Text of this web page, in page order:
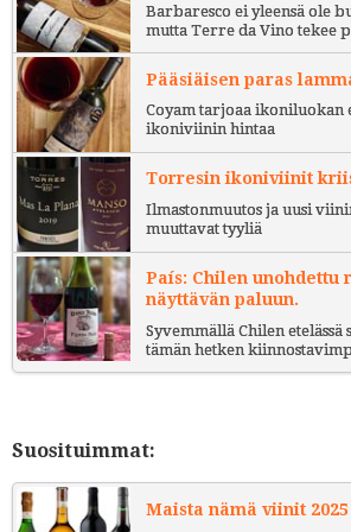
Barbaresco ei yleensä ole
mutta Terre da Vino tekee
Pääsiäisen paras
Coyam tarjoaa ikoniluokan
ikoniviinin hintaa
Torresin ikoniviinit
Ilmastonmuutos ja uusi
muuttavat tyyliä
País: Chilen unohdettu
näyttävän paluun.
Syvemmällä Chilen etelässä
tämän hetken
Suosituimmat:
Maista nämä viinit 2025